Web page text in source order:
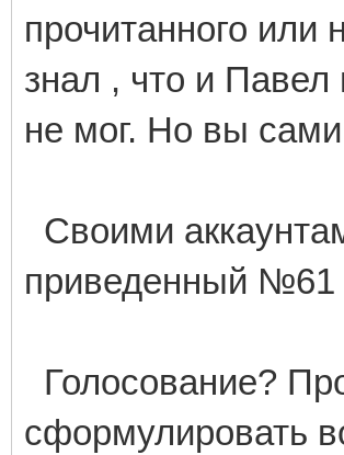
прочитанного или
знал , что и Павел
не мог. Но вы
Своими
приведенный №61
Голосование?
сформулировать